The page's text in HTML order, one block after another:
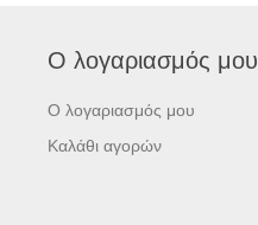
Ο λογαριασμός μου
Ο λογαριασμός μου
Καλάθι αγορών